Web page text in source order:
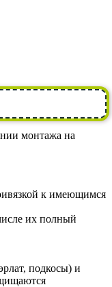
монтажа на
к имеющимся
их полный
подкосы) и